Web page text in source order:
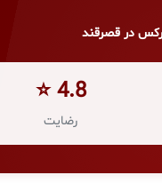
در قصرقند
4.8 ⭐
رضایت